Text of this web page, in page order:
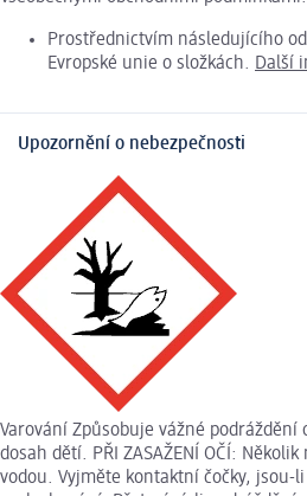
Prostřednictvím následujícího
Evropské unie o složkách. Další
Upozornění o nebezpečnosti
Varování Způsobuje vážné podráždění
dosah dětí. PŘI ZASAŽENÍ OČÍ:
vodou. Vyjměte kontaktní čočky, jsou-